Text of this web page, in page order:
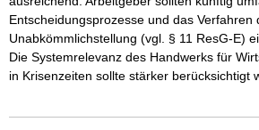
Entscheidungsprozesse und das Verfahren
Unabkömmlichstellung (vgl. § 11 ResG-E)
Die Systemrelevanz des Handwerks für
in Krisenzeiten sollte stärker berücksichtigt